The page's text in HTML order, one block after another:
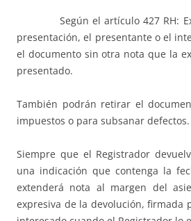
Según el artículo 427 RH:
presentación, el presentante o el
el documento sin otra nota que la
presentado.
También podrán retirar el
impuestos o para subsanar defectos.
Siempre que el Registrador
una indicación que contenga la
extenderá nota al margen del
expresiva de la devolución, firmada